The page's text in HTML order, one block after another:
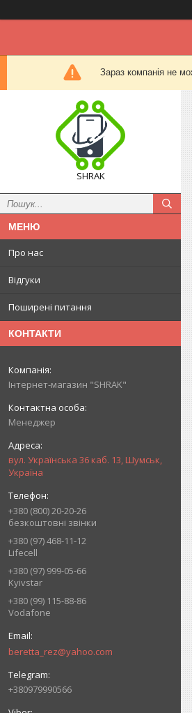
Зараз компанія не
SHRAK
Про нас
Відгуки
Поширені питання
КОНТАКТИ
Інтернет-магазин "SHRAK"
Менеджер
вул. Українська 36 каб. 13, Шумськ,
Україна
+380 (800) 20-20-26
безкоштовні звінки
+380 (97) 468-11-12
Lifecell
+380 (97) 999-05-66
Kyivstar
+380 (99) 115-88-86
Vodafone
beretta_rez@yahoo.com
+380979990566